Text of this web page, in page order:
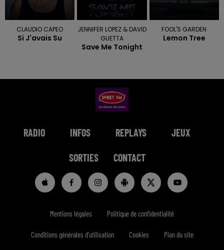
CLAUDIO CAPEO
Si J'avais Su
JENNIFER LOPEZ & DAVID
GUETTA
Save Me Tonight
FOOL'S GARDEN
Lemon Tree
RADIO INFOS REPLAYS JEUX
SORTIES CONTACT
Mentions légales Politique de confidentialité
Conditions générales d'utilisation Cookies Plan du site